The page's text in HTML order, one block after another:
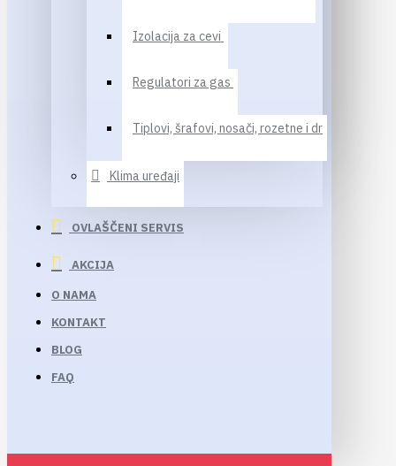
Izolacija za cevi
Regulatori za gas
Tiplovi, šrafovi, nosači, rozetne i dr
Klima uređaji
OVLAŠČENI SERVIS
AKCIJA
O NAMA
KONTAKT
BLOG
FAQ